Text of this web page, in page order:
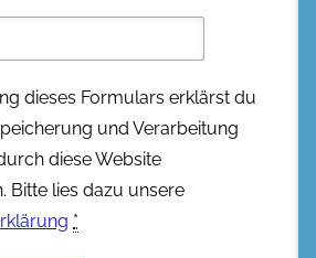
dieses Formulars erklärst du
und Verarbeitung
diese Website
Bitte lies dazu unsere
*